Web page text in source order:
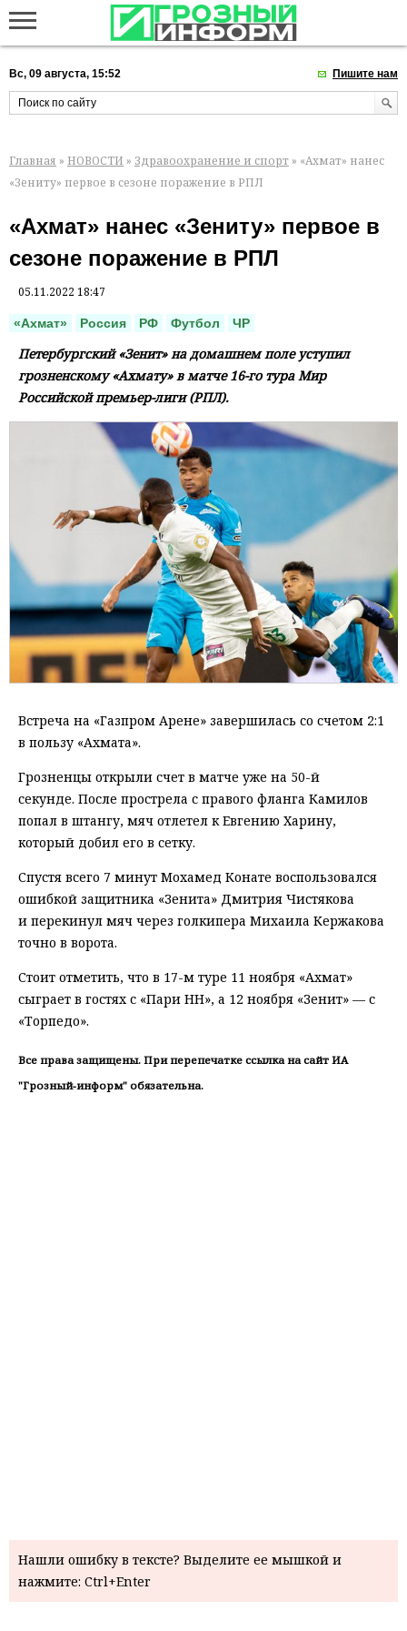
Вс, 09 августа, 15:52 Пишите нам
Главная » НОВОСТИ » Здравоохранение и спорт » «Ахмат» нанес
«Зениту» первое в сезоне поражение в РПЛ
«Ахмат» нанес «Зениту» первое в
сезоне поражение в РПЛ
05.11.2022 18:47
«Ахмат» Россия РФ Футбол ЧР
Петербургский «Зенит» на домашнем поле уступил
грозненскому «Ахмату» в матче 16-го тура Мир
Российской премьер-лиги (РПЛ).
Встреча на «Газпром Арене» завершилась со счетом 2:1
в пользу «Ахмата».
Грозненцы открыли счет в матче уже на 50-й
секунде. После прострела с правого фланга Камилов
попал в штангу, мяч отлетел к Евгению Харину,
который добил его в сетку.
Спустя всего 7 минут Мохамед Конате воспользовался
ошибкой защитника «Зенита» Дмитрия Чистякова
и перекинул мяч через голкипера Михаила Кержакова
точно в ворота.
Стоит отметить, что в 17-м туре 11 ноября «Ахмат»
сыграет в гостях с «Пари НН», а 12 ноября «Зенит» — с
«Торпедо».
Все права защищены. При перепечатке ссылка на сайт ИА
"Грозный-информ" обязательна.
Нашли ошибку в тексте? Выделите ее мышкой и
нажмите: Ctrl+Enter